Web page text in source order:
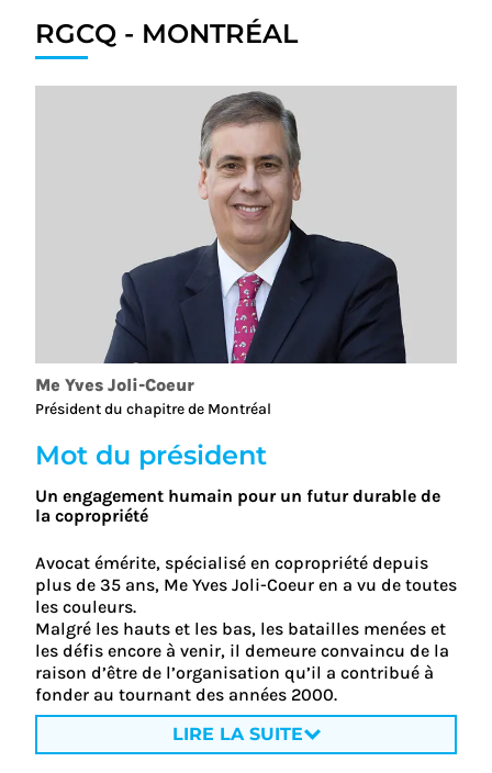
RGCQ - MONTRÉAL
Me Yves Joli-Coeur
Président du chapitre de Montréal
Mot du président
Un engagement humain pour un futur durable de
la copropriété
Avocat émérite, spécialisé en copropriété depuis
plus de 35 ans, Me Yves Joli-Coeur en a vu de toutes
les couleurs.
Malgré les hauts et les bas, les batailles menées et
les défis encore à venir, il demeure convaincu de la
raison d’être de l’organisation qu’il a contribué à
fonder au tournant des années 2000.
ENCADREMENT DES GESTIONNAIRES,
FORMATION DES ADMINISTRATEURS ET SOUTIEN
AU LOGIS COLLECTIF
LIRE LA SUITE